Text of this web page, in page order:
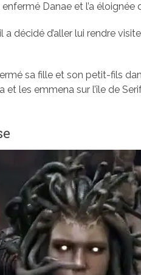
Danae et l’a éloignée
décidé d’aller lui rendre
sa fille et son petit-fils
et les emmena sur l’île de